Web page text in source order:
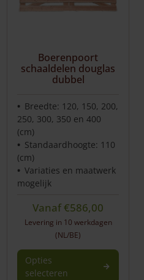
Boerenpoort
schaaldelen douglas
dubbel
Breedte: 120, 150, 200,
250, 300, 350 en 400
(cm)
Standaardhoogte: 110
(cm)
Variaties en maatwerk
mogelijk
Vanaf€586,00
Levering in 10 werkdagen
(NL/BE)
Opties
selecteren